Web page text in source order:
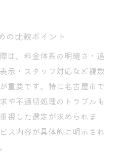
の比較ポイント
は、料金体系の明確さ・追
示・スタッフ対応など複数
重要です。特に名古屋市で
や不適切処理のトラブルも
視した選定が求められま
ス内容が具体的に明示され